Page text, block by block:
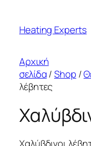
περιεχόμενο
Heating Experts
Αρχική
σελίδα/Shop /
λέβητες